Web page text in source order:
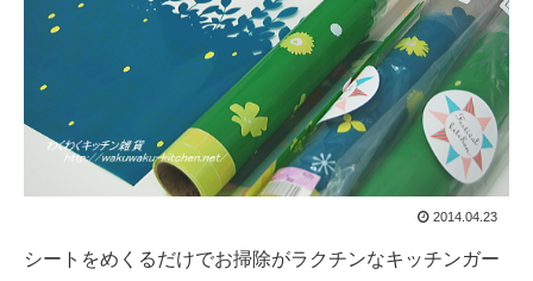
2014.04.23
シートをめくるだけでお掃除がラクチンなキッチンガー